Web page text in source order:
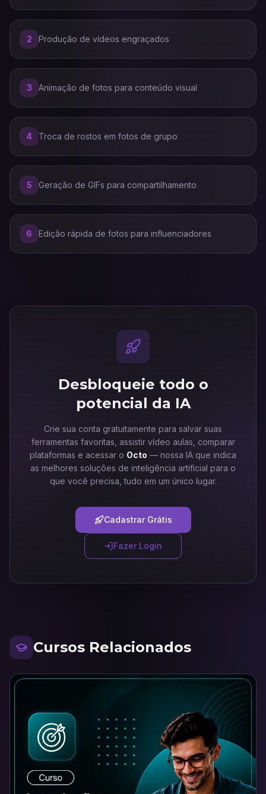
2 Produção de vídeos engraçados
3 Animação de fotos para conteúdo visual
4 Troca de rostos em fotos de grupo
5 Geração de GIFs para compartilhamento
6 Edição rápida de fotos para influenciadores
Desbloqueie todo o
potencial da IA
Crie sua conta gratuitamente para salvar suas
ferramentas favoritas, assistir vídeo aulas, comparar
plataformas e acessar o Octo — nossa IA que indica
as melhores soluções de inteligência artificial para o
que você precisa, tudo em um único lugar.
Cadastrar Grátis
Fazer Login
Cursos Relacionados